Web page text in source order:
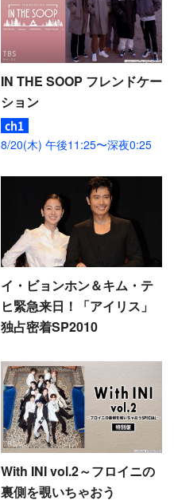
IN THE SOOP フレンドケー
ション
8/20(木) 午後11:25〜深夜0:25
イ・ビョンホン＆キム・テ
ヒ緊急来日！「アイリス」
独占密着SP2010
With INI vol.2～フロイニの
裏側を覗いちゃおう